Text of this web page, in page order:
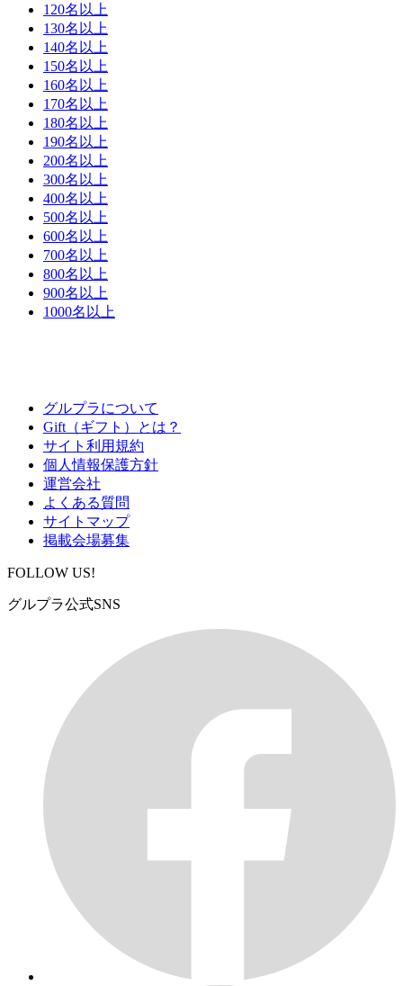
120名以上
130名以上
140名以上
150名以上
160名以上
170名以上
180名以上
190名以上
200名以上
300名以上
400名以上
500名以上
600名以上
700名以上
800名以上
900名以上
1000名以上
グルプラについて
Gift（ギフト）とは？
サイト利用規約
個人情報保護方針
運営会社
よくある質問
サイトマップ
掲載会場募集
FOLLOW US!
グルプラ公式SNS